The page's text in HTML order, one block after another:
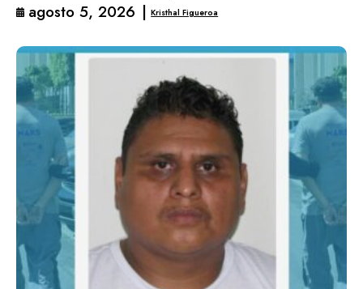
agosto 5, 2026 | Kristhal Figueroa